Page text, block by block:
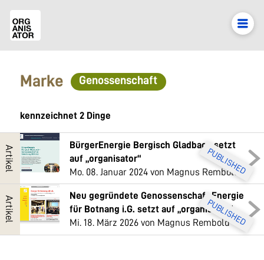
Marke Genossenschaft
kennzeichnet 2 Dinge
PUBLISHED
Artikel
BürgerEnergie Bergisch Gladbach setzt
auf „organisator“
Mo. 08. Januar 2024 von Magnus Rembold
PUBLISHED
Artikel
Neu gegründete Genossenschaft Energie
für Botnang i.G. setzt auf „organisator“
Mi. 18. März 2026 von Magnus Rembold